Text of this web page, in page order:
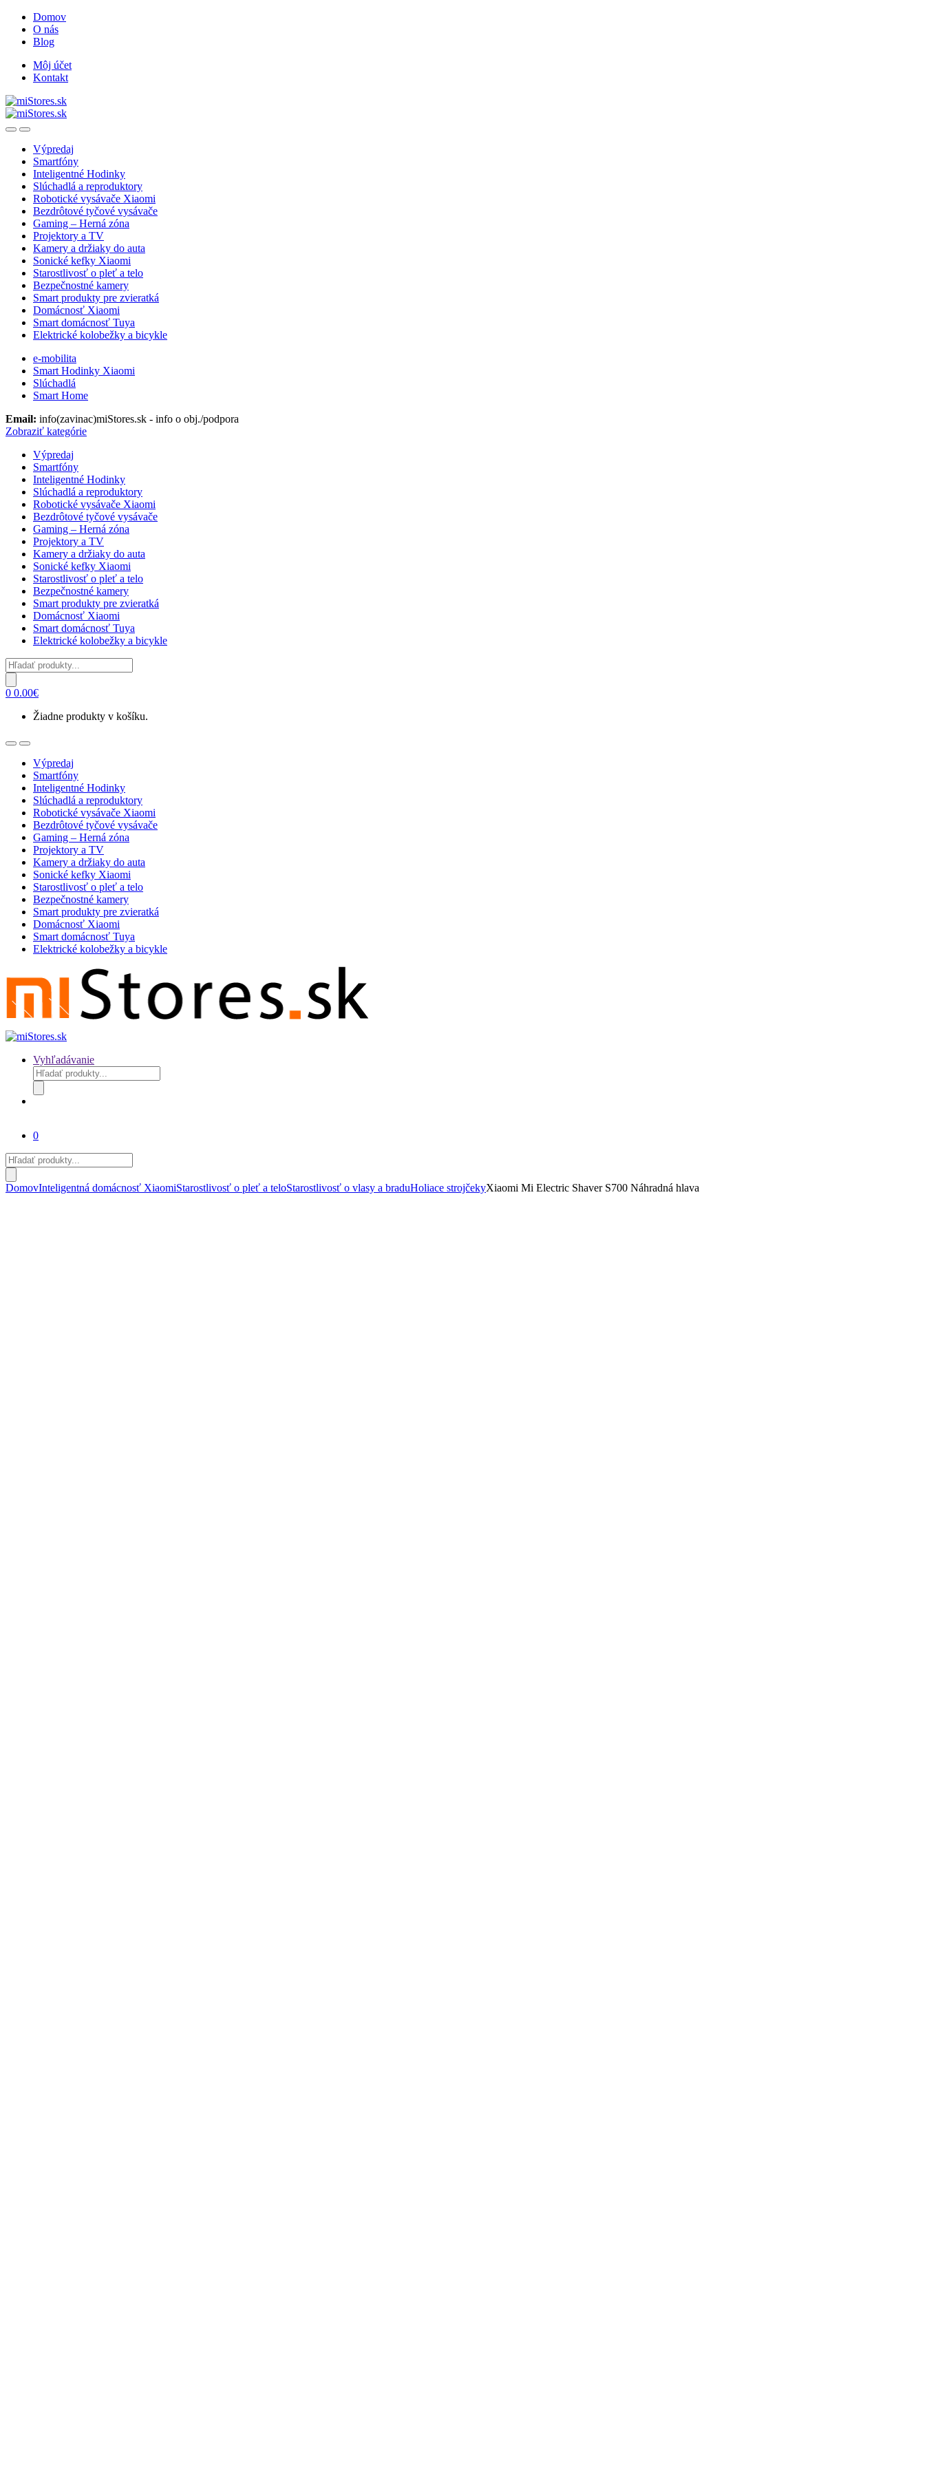
Skip
navigation
Skip
content
Domov
O nás
Blog
Môj účet
Kontakt
OpenClose
Výpredaj
Smartfóny
Inteligentné Hodinky
Slúchadlá a reproduktory
Robotické vysávače Xiaomi
Bezdrôtové tyčové vysávače
Gaming – Herná zóna
Projektory a TV
Kamery a držiaky do auta
Sonické kefky Xiaomi
Starostlivosť o pleť a telo
Bezpečnostné kamery
Smart produkty pre zvieratká
Domácnosť Xiaomi
Smart domácnosť Tuya
Elektrické kolobežky a bicykle
e-mobilita
Smart Hodinky Xiaomi
Slúchadlá
Smart Home
Email: info(zavinac)miStores.sk - info o obj./podpora
Zobraziť kategórie
Výpredaj
Smartfóny
Inteligentné Hodinky
Slúchadlá a reproduktory
Robotické vysávače Xiaomi
Bezdrôtové tyčové vysávače
Gaming – Herná zóna
Projektory a TV
Kamery a držiaky do auta
Sonické kefky Xiaomi
Starostlivosť o pleť a telo
Bezpečnostné kamery
Smart produkty pre zvieratká
Domácnosť Xiaomi
Smart domácnosť Tuya
Elektrické kolobežky a bicykle
Products
search
0 0.00€
Žiadne produkty v košíku.
OpenClose
Výpredaj
Smartfóny
Inteligentné Hodinky
Slúchadlá a reproduktory
Robotické vysávače Xiaomi
Bezdrôtové tyčové vysávače
Gaming – Herná zóna
Projektory a TV
Kamery a držiaky do auta
Sonické kefky Xiaomi
Starostlivosť o pleť a telo
Bezpečnostné kamery
Smart produkty pre zvieratká
Domácnosť Xiaomi
Smart domácnosť Tuya
Elektrické kolobežky a bicykle
Vyhľadávanie
Products
search
0
Products
search
DomovInteligentná domácnosť XiaomiStarostlivosť o pleť a teloStarostlivosť o vlasy a braduHoliace strojčekyXiaomi Mi Electric Shaver S700 Náhradná hlava